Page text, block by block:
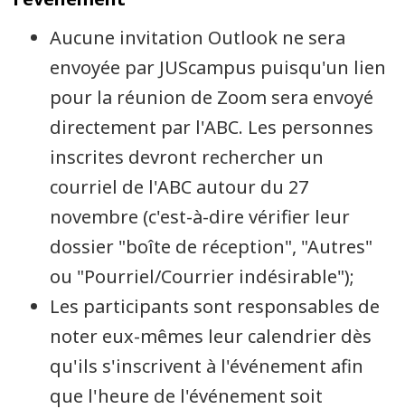
Aucune invitation Outlook ne sera
envoyée par JUScampus puisqu'un lien
pour la réunion de Zoom sera envoyé
directement par l'ABC. Les personnes
inscrites devront rechercher un
courriel de l'ABC autour du 27
novembre (c'est-à-dire vérifier leur
dossier "boîte de réception", "Autres"
ou "Pourriel/Courrier indésirable");
Les participants sont responsables de
noter eux-mêmes leur calendrier dès
qu'ils s'inscrivent à l'événement afin
que l'heure de l'événement soit